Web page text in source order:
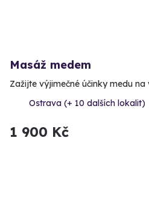
Masáž medem
Zažijte výjimečné účinky medu na
Ostrava (+ 10 dalších lokalit)
1 900 Kč